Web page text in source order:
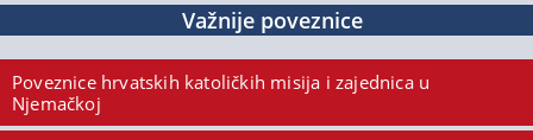
Važnije poveznice
Poveznice hrvatskih katoličkih misija i zajednica u
Njemačkoj